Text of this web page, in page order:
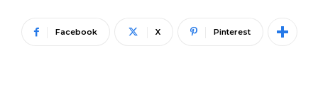
Facebook X Pinterest